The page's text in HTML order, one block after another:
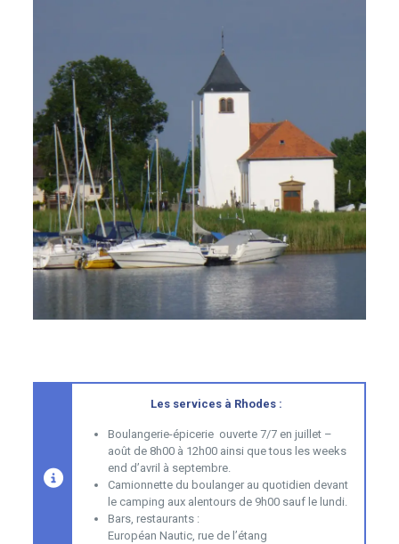
Les services à Rhodes :
Boulangerie-épicerie ouverte 7/7 en juillet –
août de 8h00 à 12h00 ainsi que tous les weeks
end d’avril à septembre.
Camionnette du boulanger au quotidien devant
le camping aux alentours de 9h00 sauf le lundi.
Bars, restaurants :
Européan Nautic, rue de l’étang